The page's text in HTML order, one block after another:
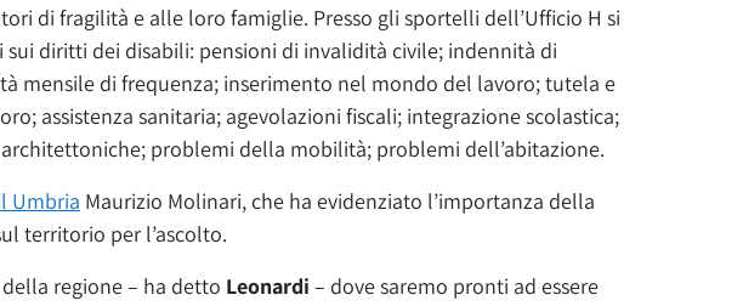
di fragilità e alle loro famiglie. Presso gli sportelli dell’Ufficio H si
diritti dei disabili: pensioni di invalidità civile; indennità di
mensile di frequenza; inserimento nel mondo del lavoro; tutela e
assistenza sanitaria; agevolazioni fiscali; integrazione scolastica;
problemi della mobilità; problemi dell’abitazione.
Umbria Maurizio Molinari, che ha evidenziato l’importanza della
territorio per l’ascolto.
regione – ha detto Leonardi – dove saremo pronti ad essere